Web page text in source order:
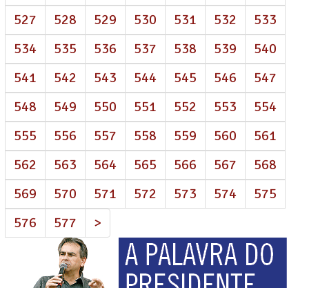
527
528 529 530 531 532
533
534
535 536 537 538 539
540
541
542 543 544 545 546
547
548
549 550 551 552 553
554
555
556 557 558 559 560
561
562
563 564 565 566 567
568
569
570 571 572 573 574
575
576
577 >